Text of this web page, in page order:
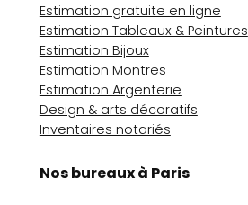
Estimation gratuite en ligne
Estimation Tableaux & Peintures
Estimation Bijoux
Estimation Montres
Estimation Argenterie
Design & arts décoratifs
Inventaires notariés
Nos bureaux à Paris